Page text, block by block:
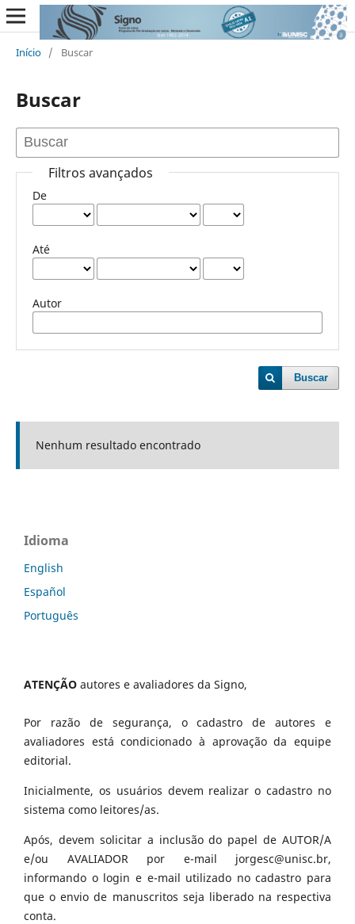
Início / Buscar
Buscar
Filtros avançados
De
Até
Autor
Buscar
Nenhum resultado encontrado
Idioma
English
Español
Português
ATENÇÃO autores e avaliadores da Signo,
Por razão de segurança, o cadastro de autores e
avaliadores está condicionado à aprovação da equipe
editorial.
Inicialmente, os usuários devem realizar o cadastro no
sistema como leitores/as.
Após, devem solicitar a inclusão do papel de AUTOR/A
e/ou AVALIADOR por e-mail jorgesc@unisc.br,
informando o login e e-mail utilizado no cadastro para
que o envio de manuscritos seja liberado na respectiva
conta.